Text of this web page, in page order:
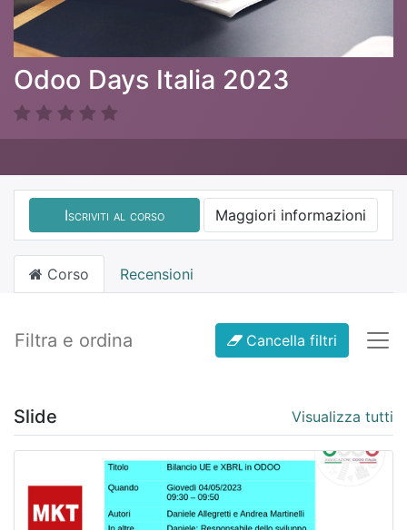
Odoo Days Italia 2023
Iscriviti al corso Maggiori informazioni
Corso Recensioni
Filtra e ordina Cancella filtri
Slide Visualizza tutti